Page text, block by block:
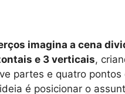
imagina a cena
e 3 verticais,
partes e quatro pontos
é posicionar o